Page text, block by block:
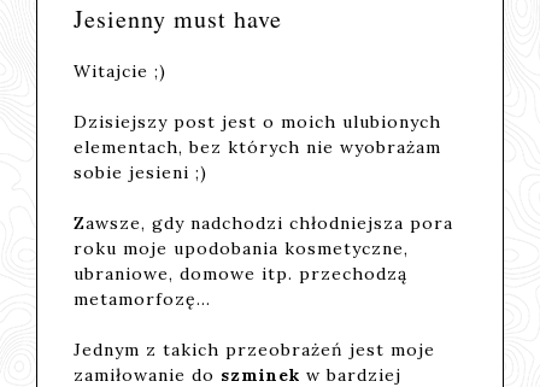
Jesienny must have
Witajcie ;)
Dzisiejszy post jest o moich ulubionych
elementach, bez których nie wyobrażam
sobie jesieni ;)
Zawsze, gdy nadchodzi chłodniejsza pora
roku moje upodobania kosmetyczne,
ubraniowe, domowe itp. przechodzą
metamorfozę...
Jednym z takich przeobrażeń jest moje
zamiłowanie do szminekw bardziej